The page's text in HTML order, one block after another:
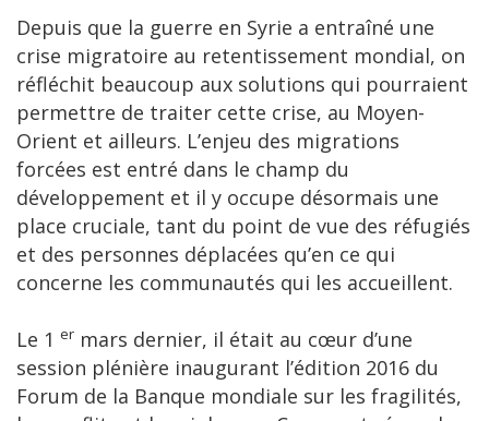
Depuis que la guerre en Syrie a entraîné une
crise migratoire au retentissement mondial, on
réfléchit beaucoup aux solutions qui pourraient
permettre de traiter cette crise, au Moyen-
Orient et ailleurs. L’enjeu des migrations
forcées est entré dans le champ du
développement et il y occupe désormais une
place cruciale, tant du point de vue des réfugiés
et des personnes déplacées qu’en ce qui
concerne les communautés qui les accueillent.
Le 1 er mars dernier, il était au cœur d’une
session plénière inaugurant l’édition 2016 du
Forum de la Banque mondiale sur les fragilités,